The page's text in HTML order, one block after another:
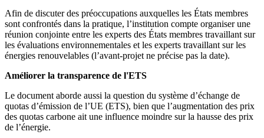
Afin de discuter des préoccupations auxquelles les États membres
sont confrontés dans la pratique, l’institution compte organiser une
réunion conjointe entre les experts des États membres travaillant sur
les évaluations environnementales et les experts travaillant sur les
énergies renouvelables (l’avant-projet ne précise pas la date).
Améliorer la transparence de l'ETS
Le document aborde aussi la question du système d’échange de
quotas d’émission de l’UE (ETS), bien que l’augmentation des prix
des quotas carbone ait une influence moindre sur la hausse des prix
de l’énergie.